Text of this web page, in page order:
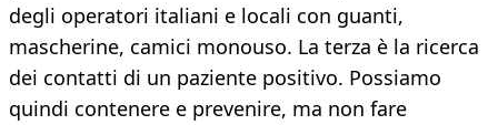
degli operatori italiani e locali con guanti,
mascherine, camici monouso. La terza è la ricerca
dei contatti di un paziente positivo. Possiamo
quindi contenere e prevenire, ma non fare